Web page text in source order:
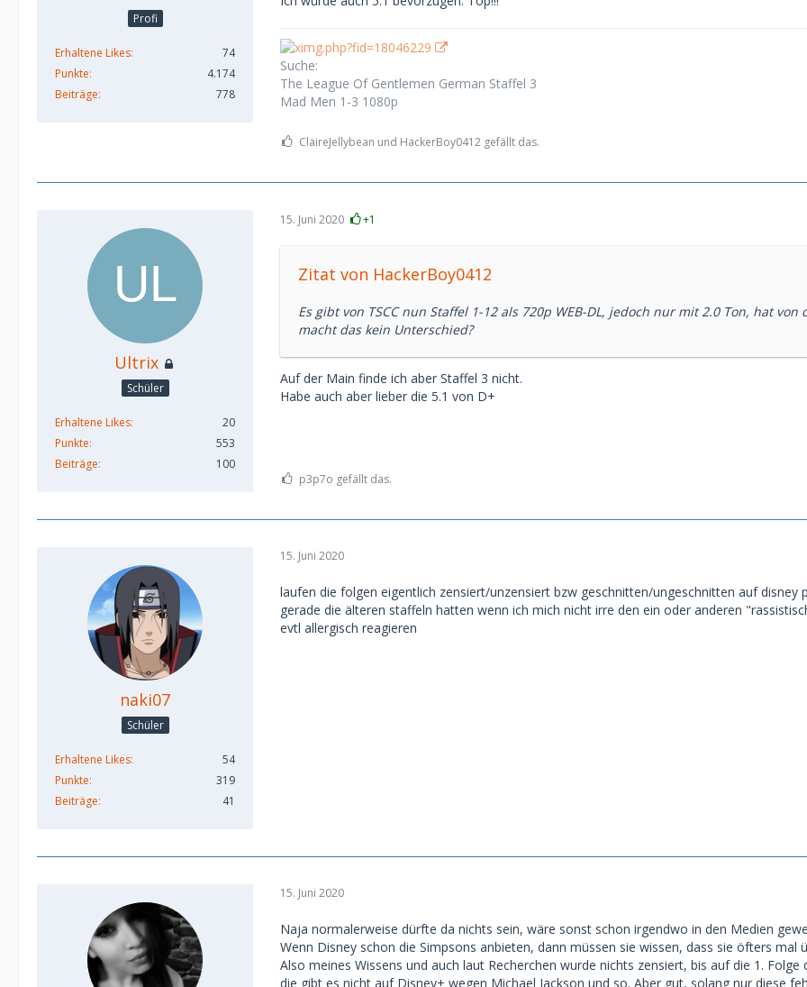
Profi
Erhaltene Likes
74
Punkte
4.174
Beiträge
778
Suche:
The League Of Gentlemen German Staffel 3
Mad Men 1-3 1080p
ClaireJellybean und HackerBoy0412 gefällt das.
Ultrix
Schüler
Erhaltene Likes
20
Punkte
553
Beiträge
100
15. Juni 2020 +1
Zitat von HackerBoy0412
Es gibt von TSCC nun Staffel 1-12 als 720p WEB-DL, jedoch nur mit 2.0 Ton, hat
macht das kein Unterschied?
Auf der Main finde ich aber Staffel 3 nicht.
Habe auch aber lieber die 5.1 von D+
p3p7o gefällt das.
naki07
Schüler
Erhaltene Likes
54
Punkte
319
Beiträge
41
15. Juni 2020
laufen die folgen eigentlich zensiert/unzensiert bzw geschnitten/ungeschnitten auf disney
gerade die älteren staffeln hatten wenn ich mich nicht irre den ein oder anderen
evtl allergisch reagieren
15. Juni 2020
Naja normalerweise dürfte da nichts sein, wäre sonst schon irgendwo in den Medien
Wenn Disney schon die Simpsons anbieten, dann müssen sie wissen, dass sie öfters mal
Also meines Wissens und auch laut Recherchen wurde nichts zensiert, bis auf die 1.
die gibt es nicht auf Disney+ wegen Michael Jackson und so. Aber gut, solang nur diese